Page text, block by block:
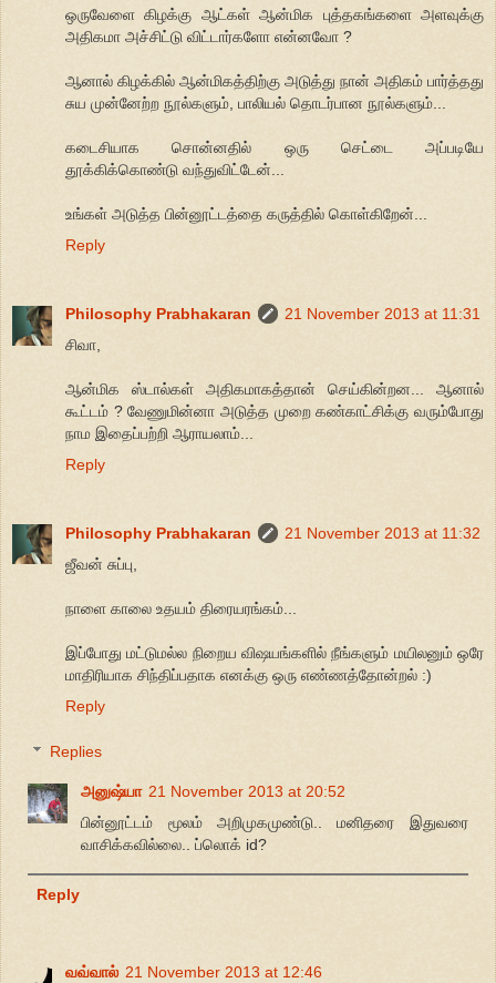
ஒருவேளை கிழக்கு ஆட்கள் ஆன்மிக புத்தகங்களை அளவுக்கு
அதிகமா அச்சிட்டு விட்டார்களோ என்னவோ ?
ஆனால் கிழக்கில் ஆன்மிகத்திற்கு அடுத்து நான் அதிகம் பார்த்தது
சுய முன்னேற்ற நூல்களும், பாலியல் தொடர்பான நூல்களும்...
கடைசியாக சொன்னதில் ஒரு செட்டை அப்படியே
தூக்கிக்கொண்டு வந்துவிட்டேன்...
உங்கள் அடுத்த பின்னூட்டத்தை கருத்தில் கொள்கிறேன்...
Reply
Philosophy Prabhakaran
21 November 2013 at 11:31
சிவா,
ஆன்மிக ஸ்டால்கள் அதிகமாகத்தான் செய்கின்றன... ஆனால்
கூட்டம் ? வேணுமின்னா அடுத்த முறை கண்காட்சிக்கு வரும்போது
நாம இதைப்பற்றி ஆராயலாம்...
Reply
Philosophy Prabhakaran
21 November 2013 at 11:32
ஜீவன் சுப்பு,
நாளை காலை உதயம் திரையரங்கம்...
இப்போது மட்டுமல்ல நிறைய விஷயங்களில் நீங்களும் மயிலனும் ஒரே
மாதிரியாக சிந்திப்பதாக எனக்கு ஒரு எண்ணத்தோன்றல் :)
Reply
Replies
அனுஷ்யா 21 November 2013 at 20:52
பின்னூட்டம் மூலம் அறிமுகமுண்டு.. மனிதரை இதுவரை
வாசிக்கவில்லை.. ப்லொக் id?
Reply
வவ்வால் 21 November 2013 at 12:46